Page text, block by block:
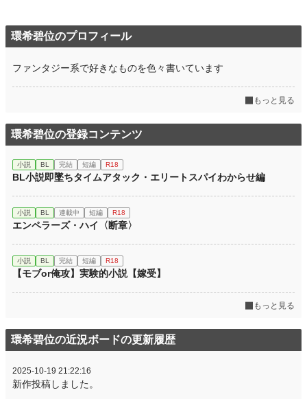
環希碧位のプロフィール
ファンタジー系で好きなものを色々書いています
もっと見る
環希碧位の登録コンテンツ
小説 BL 完結 短編 R18
BL小説即墜ちタイムアタック・エリートスパイわからせ編
小説 BL 連載中 短編 R18
エンペラーズ・ハイ〈断章〉
小説 BL 完結 短編 R18
【モブor俺攻】実験的小説【嫁受】
もっと見る
環希碧位の近況ボードの更新履歴
2025-10-19 21:22:16
新作投稿しました。